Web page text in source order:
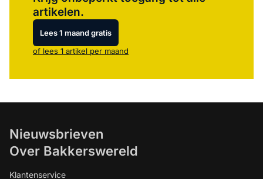
artikelen.
Lees 1 maand gratis
of lees 1 artikel per maand
Nieuwsbrieven
Over Bakkerswereld
Klantenservice